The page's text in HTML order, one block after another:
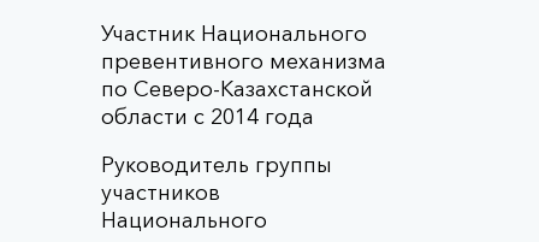
Участник Национального
превентивного механизма
по Северо-Казахстанской
области с 2014 года
Руководитель группы
участников
Национального